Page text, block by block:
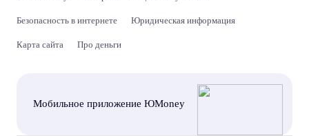
Безопасность в интернете Юридическая информация
Карта сайта Про деньги
Мобильное приложение ЮMoney